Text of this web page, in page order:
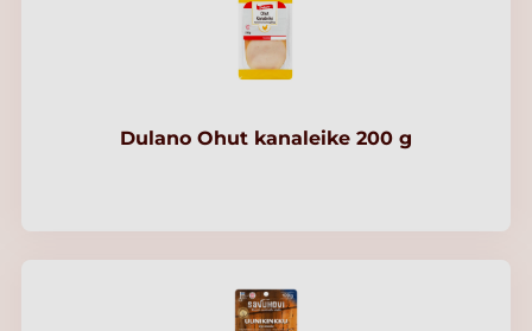
Dulano Ohut kanaleike 200 g